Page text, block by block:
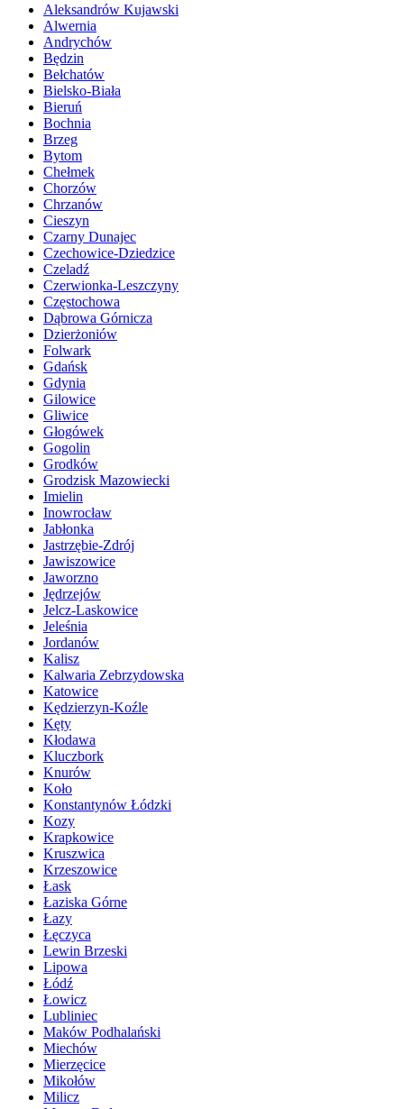
Aleksandrów Kujawski
Alwernia
Andrychów
Będzin
Bełchatów
Bielsko-Biała
Bieruń
Bochnia
Brzeg
Bytom
Chełmek
Chorzów
Chrzanów
Cieszyn
Czarny Dunajec
Czechowice-Dziedzice
Czeladź
Czerwionka-Leszczyny
Częstochowa
Dąbrowa Górnicza
Dzierżoniów
Folwark
Gdańsk
Gdynia
Gilowice
Gliwice
Głogówek
Gogolin
Grodków
Grodzisk Mazowiecki
Imielin
Inowrocław
Jabłonka
Jastrzębie-Zdrój
Jawiszowice
Jaworzno
Jędrzejów
Jelcz-Laskowice
Jeleśnia
Jordanów
Kalisz
Kalwaria Zebrzydowska
Katowice
Kędzierzyn-Koźle
Kęty
Kłodawa
Kluczbork
Knurów
Koło
Konstantynów Łódzki
Kozy
Krapkowice
Kruszwica
Krzeszowice
Łask
Łaziska Górne
Łazy
Łęczyca
Lewin Brzeski
Lipowa
Łódź
Łowicz
Lubliniec
Maków Podhalański
Miechów
Mierzęcice
Mikołów
Milicz